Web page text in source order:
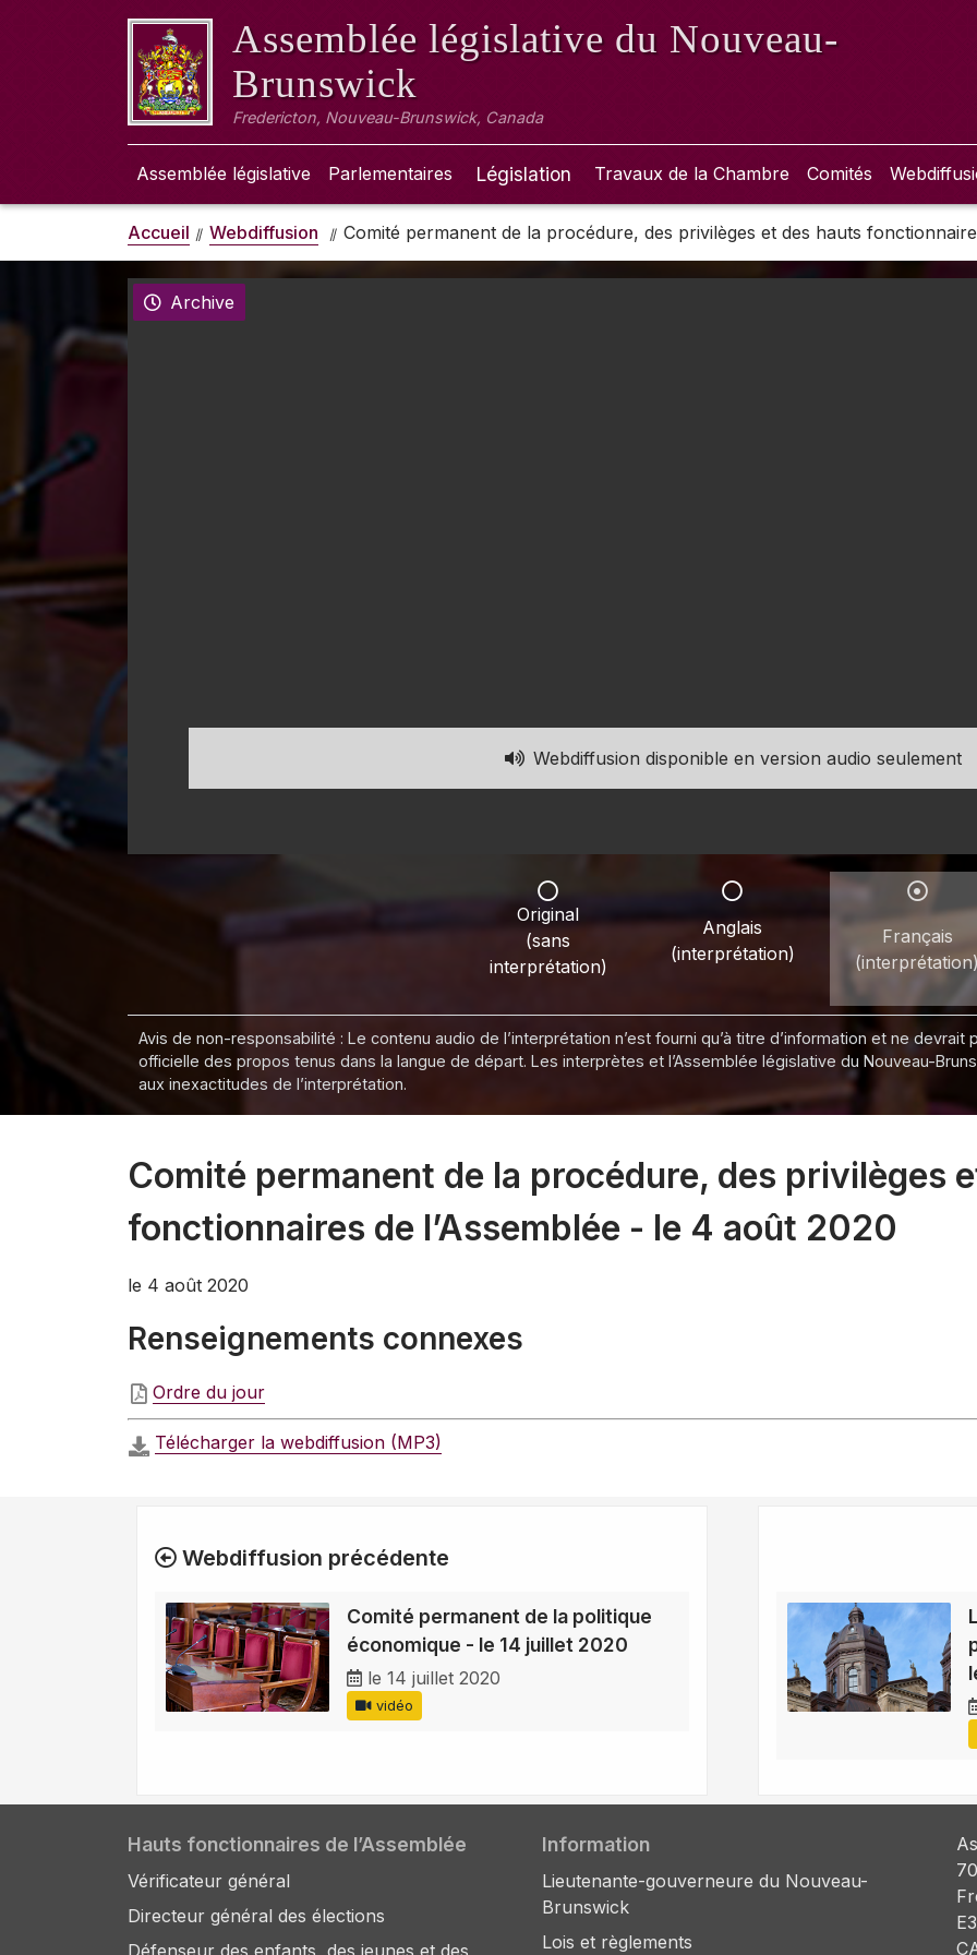
Assemblée législative du Nouveau-
Brunswick
Fredericton, Nouveau-Brunswick, Canada
Assemblée législative Parlementaires Législation Travaux de la Chambre Comités
Accueil Webdiffusion Comité permanent de la procédure, des privilèges et des hauts
Webdiffusion disponible en version audio seulement
Archive
Original
(sans
interprétation)
Anglais
(interprétation)
Français
Avis de non-responsabilité : Le contenu audio de l’interprétation n’est fourni qu’à titre d’information et ne
officielle des propos tenus dans la langue de départ. Les interprètes et l’Assemblée législative du Nouveau-
aux inexactitudes de l’interprétation.
Comité permanent de la procédure, des privilèges
fonctionnaires de l’Assemblée - le 4 août 2020
le 4 août 2020
Renseignements connexes
Ordre du jour
Télécharger la webdiffusion (MP3)
Webdiffusion précédente
Comité permanent de la politique
économique - le 14 juillet 2020
le 14 juillet 2020
vidéo
Hauts fonctionnaires de l’Assemblée
Vérificateur général
Directeur général des élections
Information
Lieutenante-gouverneure du Nouveau-
Brunswick
Lois et règlements